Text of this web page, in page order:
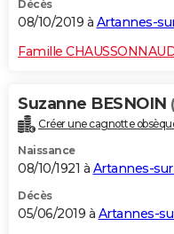
Décès
08/10/2019 à Artannes-
Famille
Suzanne BESNOIN
Créer une cagnotte
Naissance
08/10/1921 à Artannes-
Décès
05/06/2019 à Artannes-